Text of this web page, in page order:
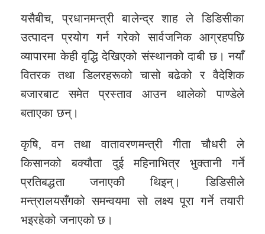
यसैबीच, प्रधानमन्त्री बालेन्द्र शाह ले डिडिसीका
उत्पादन प्रयोग गर्न गरेको सार्वजनिक आग्रहपछि
व्यापारमा केही वृद्धि देखिएको संस्थानको दाबी छ। नयाँ
वितरक तथा डिलरहरूको चासो बढेको र वैदेशिक
बजारबाट समेत प्रस्ताव आउन थालेको पाण्डेले
बताएका छन्।
कृषि, वन तथा वातावरणमन्त्री गीता चौधरी ले
किसानको बक्यौता दुई महिनाभित्र भुक्तानी गर्ने
प्रतिबद्धता जनाएकी थिइन्। डिडिसीले
मन्त्रालयसँगको समन्वयमा सो लक्ष्य पूरा गर्ने तयारी
भइरहेको जनाएको छ।